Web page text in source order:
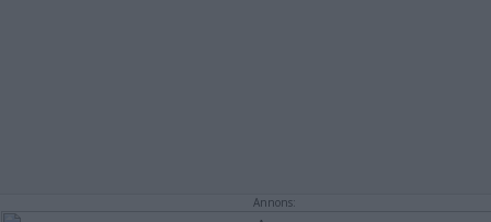
Annons: